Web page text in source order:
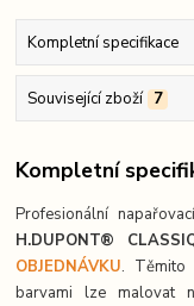
Kompletní specifikace
Související zboží 7
Kompletní
Profesionální
H.DUPONT®
OBJEDNÁVKU. Těmito
barvami lze malovat